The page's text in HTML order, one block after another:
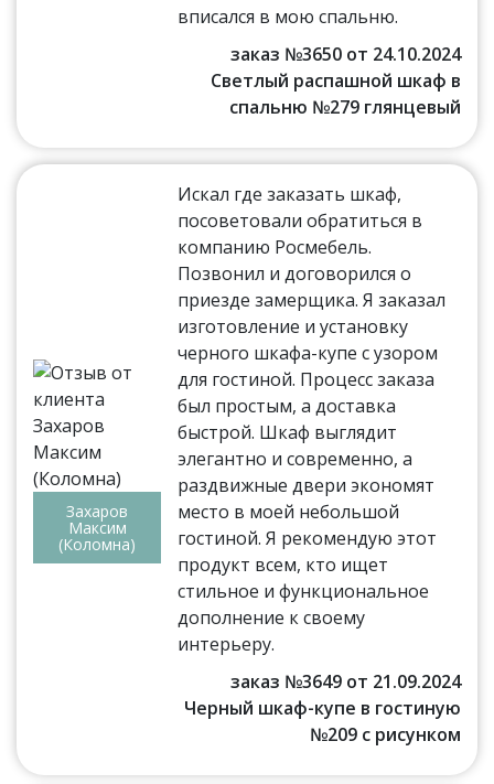
вписался в мою спальню.
заказ №3650 от 24.10.2024
Светлый распашной шкаф в
спальню №279 глянцевый
Захаров
Максим
(Коломна)
Искал где заказать шкаф,
посоветовали обратиться в
компанию Росмебель.
Позвонил и договорился о
приезде замерщика. Я заказал
изготовление и установку
черного шкафа-купе с узором
для гостиной. Процесс заказа
был простым, а доставка
быстрой. Шкаф выглядит
элегантно и современно, а
раздвижные двери экономят
место в моей небольшой
гостиной. Я рекомендую этот
продукт всем, кто ищет
стильное и функциональное
дополнение к своему
интерьеру.
заказ №3649 от 21.09.2024
Черный шкаф-купе в гостиную
№209 с рисунком